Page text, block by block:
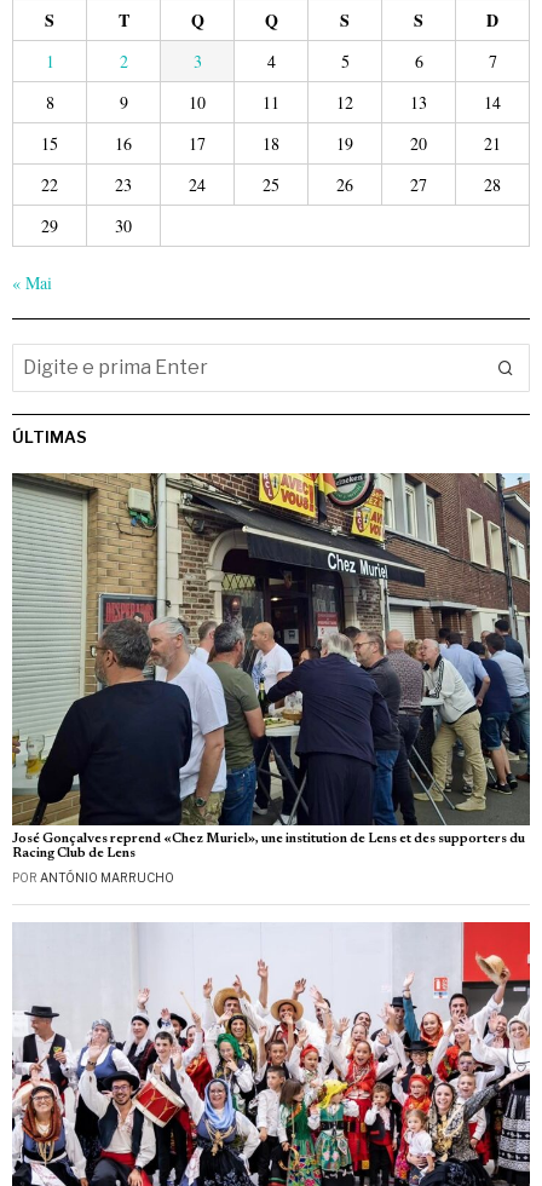
S T Q Q S S D
1 2 3 4 5 6
7
8
9 10 11 12 13
14
15
16 17 18 19 20
21
22
23 24 25 26 27
28
29
30
« Mai
ÚLTIMAS
José Gonçalves reprend «Chez Muriel», une institution de Lens et des supporters du
Racing Club de Lens
POR ANTÓNIO MARRUCHO